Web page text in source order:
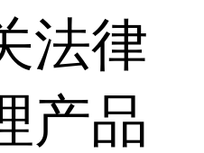
法律
产品